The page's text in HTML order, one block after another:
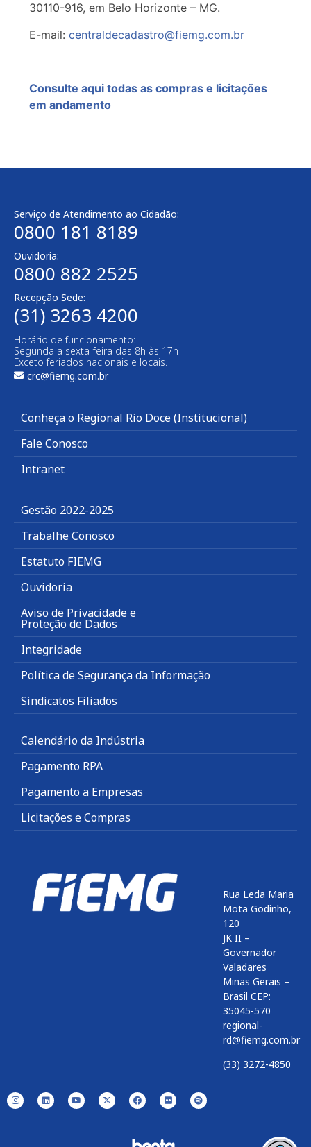
30110-916, em Belo Horizonte – MG.
E-mail:centraldecadastro@fiemg.com.br
Consulte aqui todas as compras e licitações
em andamento
Serviço de Atendimento ao Cidadão:
0800 181 8189
Ouvidoria:
0800 882 2525
Recepção Sede:
(31) 3263 4200
Horário de funcionamento:
Segunda a sexta-feira das 8h às 17h
Exceto feriados nacionais e locais.
crc@fiemg.com.br
Conheça o Regional Rio Doce (Institucional)
Fale Conosco
Intranet
Gestão 2022-2025
Trabalhe Conosco
Estatuto FIEMG
Ouvidoria
Aviso de Privacidade e
Proteção de Dados
Integridade
Política de Segurança da Informação
Sindicatos Filiados
Calendário da Indústria
Pagamento RPA
Pagamento a Empresas
Licitações e Compras
Rua Leda Maria
Mota Godinho,
120
JK II –
Governador
Valadares
Minas Gerais –
Brasil CEP:
35045-570
regional-
rd@fiemg.com.br
(33) 3272-4850